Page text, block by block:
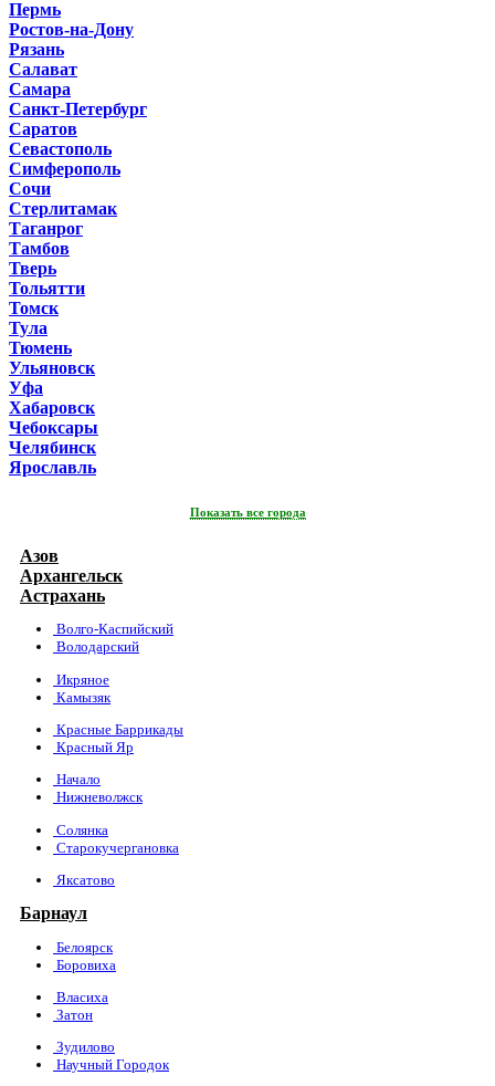
Пермь
Ростов-на-Дону
Рязань
Салават
Самара
Санкт-Петербург
Саратов
Севастополь
Симферополь
Сочи
Стерлитамак
Таганрог
Тамбов
Тверь
Тольятти
Томск
Тула
Тюмень
Ульяновск
Уфа
Хабаровск
Чебоксары
Челябинск
Ярославль
Показать все города
Азов
Архангельск
Астрахань
Волго-Каспийский
Володарский
Икряное
Камызяк
Красные Баррикады
Красный Яр
Начало
Нижневолжск
Солянка
Старокучергановка
Яксатово
Барнаул
Белоярск
Боровиха
Власиха
Затон
Зудилово
Научный Городок